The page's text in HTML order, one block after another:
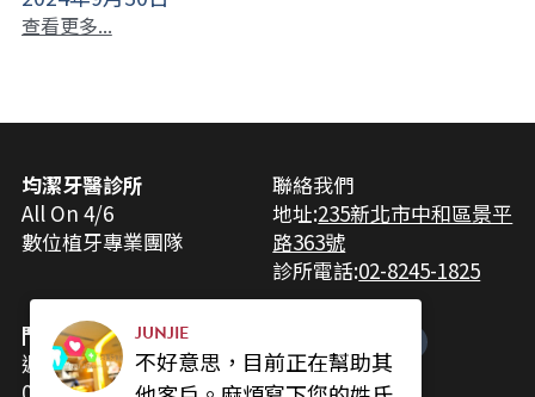
查看更多...
均潔牙醫診所
All On 4/6
數位植牙專業團隊
聯絡我們
地址:235新北市中和區景平
路363號
診所電話:02-8245-1825
門診時間
週一至週五
JUNJIE
不好意思，目前正在幫助其